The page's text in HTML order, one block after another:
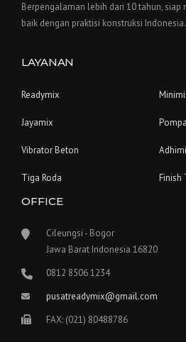
Berpengalaman lebih dari 10 tahun, siap
baik dengan praktisi konstruksi Indonesia.
LAYANAN
Readymix
Jayamix
Vibrator Beton
Tiga Roda Finish
OFFICE
Cileungsi - Bogor
Jawa Barat Indonesia 16820
0812 8506 1234
pusatreadymix@gmail.com
FAX: (021) 80488786